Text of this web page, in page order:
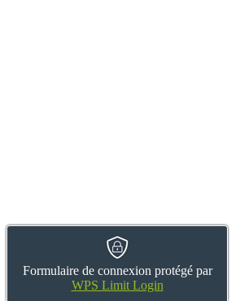
Formulaire de connexion protégé par
WPS Limit Login